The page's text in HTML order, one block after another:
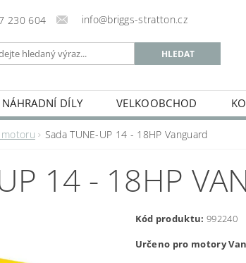
230 604 info@briggs-stratton.cz
NÁHRADNÍ DÍLY VELKOOBCHOD
motoru Sada TUNE-UP 14 - 18HP Vanguard
14 - 18HP
Kód produktu: 992240
Určeno pro motory